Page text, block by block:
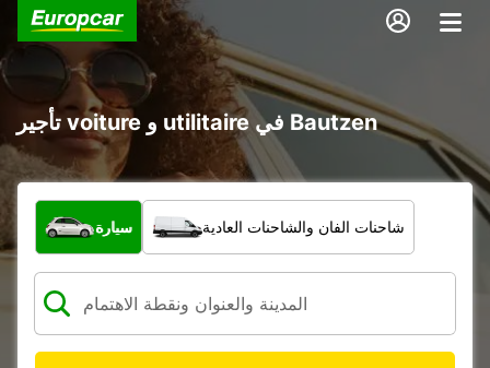
تأجير voiture و utilitaire في Bautzen
ما نوع المركبة؟
سيارة شاحنات الفان والشاحنات العادية